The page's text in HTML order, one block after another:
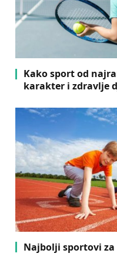
Kako sport od
karakter i zdravlje
Najbolji sportovi za